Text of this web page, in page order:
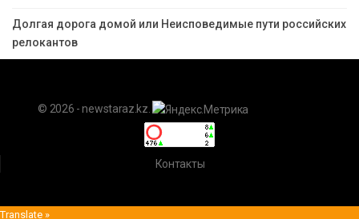
Долгая дорога домой или Неисповедимые пути российских
релокантов
© 2026 - newstaraz.kz.
Контакты
Translate »